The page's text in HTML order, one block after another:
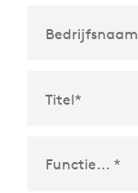
Bedrijfsnaam
Titel*